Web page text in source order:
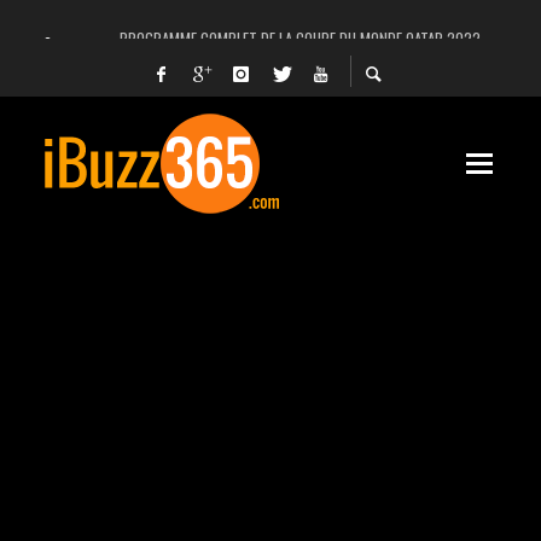
PROGRAMME COMPLET DE LA COUPE DU MONDE QATAR 2022
FACEBOOK, INSTAGRAM ET WHATSAPP HORS SERVICE! EST-CE UNE CYBER-
UNE VIDÉO 4K MONTRE LA PLANÈTE MARS EN ULTRA-HAUTE DÉFINITION
LANCEMENT DU PREMIER VOL HABITÉ DE SPACEX
DÉCÈS DE L’EX-PRÉSIDENT ZINE EL ABIDINE BEN ALI, SERA-T-IL ENTERRÉ EN